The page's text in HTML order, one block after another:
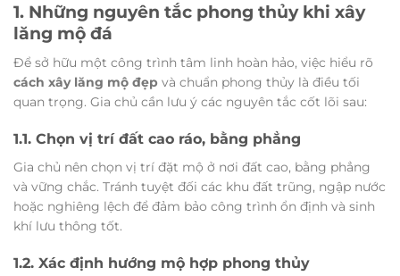
1. Những nguyên tắc phong thủy khi xây
lăng mộ đá
Để sở hữu một công trình tâm linh hoàn hảo, việc hiểu rõ
cách xây lăng mộ đẹp và chuẩn phong thủy là điều tối
quan trọng. Gia chủ cần lưu ý các nguyên tắc cốt lõi sau:
1.1. Chọn vị trí đất cao ráo, bằng phẳng
Gia chủ nên chọn vị trí đặt mộ ở nơi đất cao, bằng phẳng
và vững chắc. Tránh tuyệt đối các khu đất trũng, ngập nước
hoặc nghiêng lệch để đảm bảo công trình ổn định và sinh
khí lưu thông tốt.
1.2. Xác định hướng mộ hợp phong thủy